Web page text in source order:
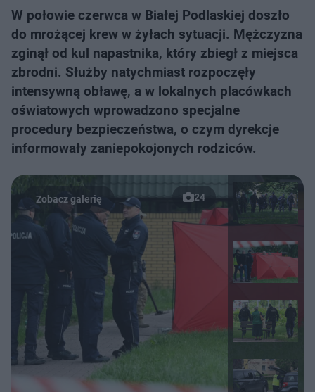
W połowie czerwca w Białej Podlaskiej doszło
do mrożącej krew w żyłach sytuacji. Mężczyzna
zginął od kul napastnika, który zbiegł z miejsca
zbrodni. Służby natychmiast rozpoczęły
intensywną obławę, a w lokalnych placówkach
oświatowych wprowadzono specjalne
procedury bezpieczeństwa, o czym dyrekcje
informowały zaniepokojonych rodziców.
24